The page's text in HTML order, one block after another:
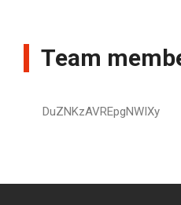
Team
DuZNKzAVREpgNWIXy